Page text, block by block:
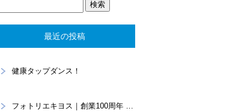
最近の投稿
健康タップダンス！
フォトリエキヨス｜創業100周年 “あなたらしさ”を写真に残すスタジオ